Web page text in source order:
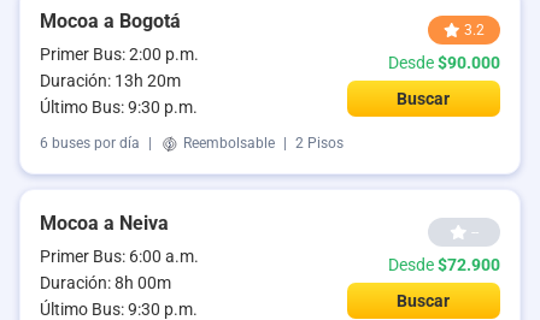
Mocoa a Bogotá
Primer Bus: 2:00 p.m.
Duración: 13h 20m
Último Bus: 9:30 p.m.
3.2
Desde$90.000
Buscar
6 buses por día Reembolsable 2 Pisos
Mocoa a Neiva
Primer Bus: 6:00 a.m.
Duración: 8h 00m
Último Bus: 9:30 p.m.
--
Desde$72.900
Buscar